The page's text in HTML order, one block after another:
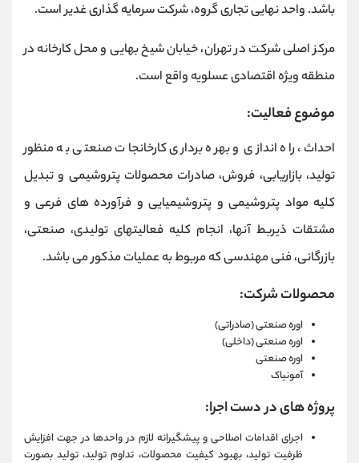
باشد. واحد نهایی تجاری گروه، شرکت سرمایه گذاری غدیر است.
مرکز اصلی شرکت در تهران، خیابان شیخ بهایی و محل کارخانه در
منطقه ویژه اقتصادی عسلویه واقع است.
موضوع فعالیت:
احداث، راه اندازی و بهره برداری کارخانجات صنعتی به منظور
تولید، بازاریابی، فروش، صادرات محصولات پتروشیمی و تبدیل
کلیه مواد پتروشیمی و پتروشیمیایی و فرآورده های فرعی و
مشتقات ذیربط آنها، انجام کلیه فعالیتهای تولیدی، صنعتی،
بازرگانی، فنی مهندسی که مربوط به عملیات مذکور می باشد.
محصولات شرکت:
اوره صنعتی (صادراتی)
اوره صنعتی (داخلی)
اوره صنعتی
آمونیاک
پروژه های در دست اجرا:
اجرای اقدامات اصلاحی و پیشگیرانه لازم در واحدها در جهت افزایش
ظرفیت تولید، بهبود کیفیت محصولات، تداوم تولید، تولید بصورت